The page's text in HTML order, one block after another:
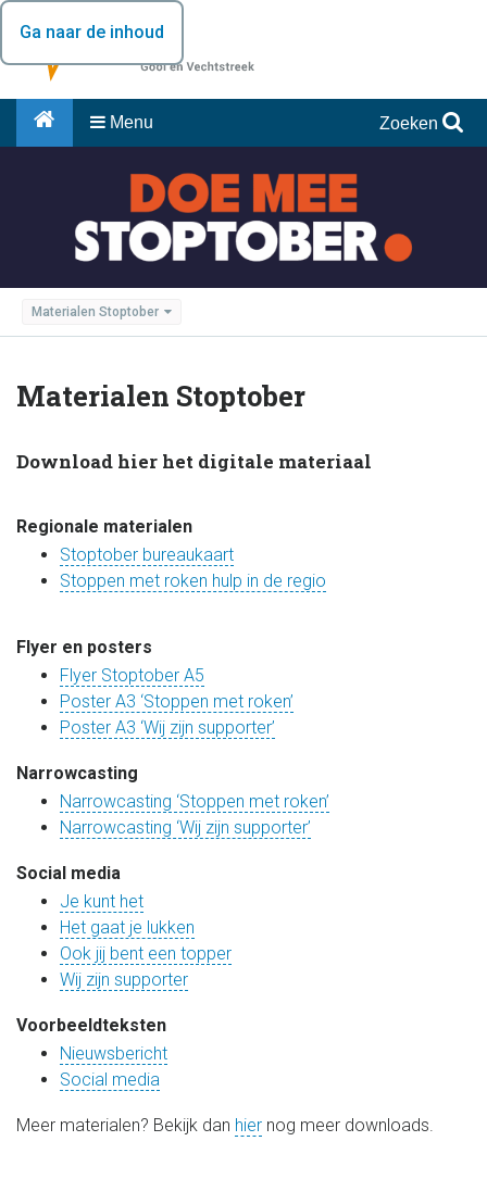
Ga naar de inhoud
Menu Zoeken
Materialen Stoptober
Materialen Stoptober
Download hier het digitale materiaal
Regionale materialen
Stoptober bureaukaart
Stoppen met roken hulp in de regio
Flyer en posters
Flyer Stoptober A5
Poster A3 ‘Stoppen met roken’
Poster A3 ‘Wij zijn supporter’
Narrowcasting
Narrowcasting ‘Stoppen met roken’
Narrowcasting ‘Wij zijn supporter’
Social media
Je kunt het
Het gaat je lukken
Ook jij bent een topper
Wij zijn supporter
Voorbeeldteksten
Nieuwsbericht
Social media
Meer materialen? Bekijk dan hier nog meer downloads.